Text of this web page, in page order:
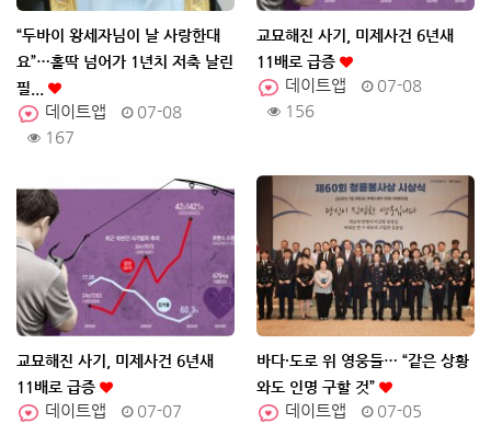
“두바이 왕세자님이 날 사랑한대
요”…홀딱 넘어가 1년치 저축 날린
필...
데이트앱
07-08
167
교묘해진 사기, 미제사건 6년새
11배로 급증
데이트앱
07-08
156
교묘해진 사기, 미제사건 6년새
11배로 급증
데이트앱
07-07
바다·도로 위 영웅들… “같은 상황
와도 인명 구할 것”
데이트앱
07-05